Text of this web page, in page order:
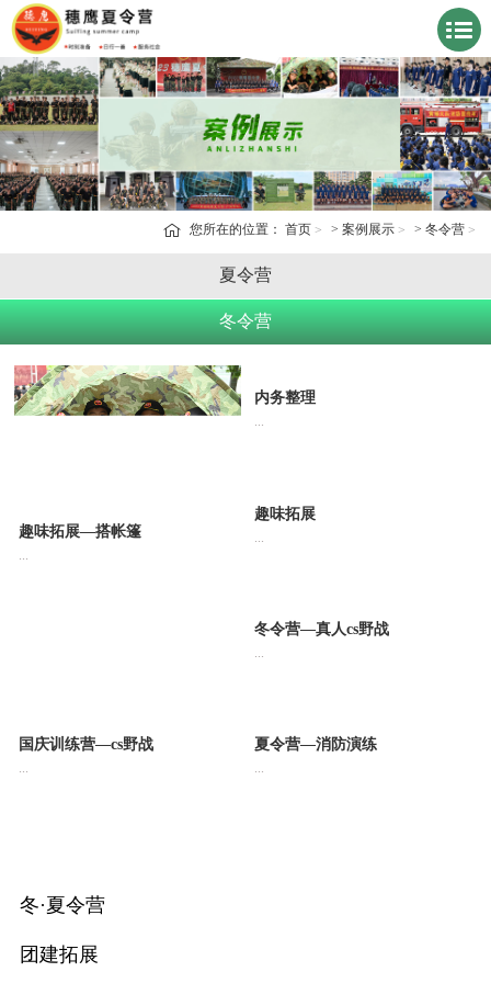
您所在的位置：首页 >案例展示 >冬令营
夏令营
冬令营
趣味拓展—搭帐篷
内务整理
...
趣味拓展
冬令营—真人cs野战
国庆训练营—cs野战
...
夏令营—消防演练
...
冬·夏令营
团建拓展